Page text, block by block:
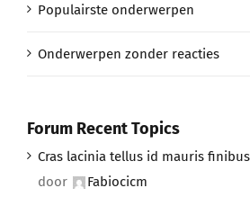
Populairste onderwerpen
Onderwerpen zonder reacties
Forum Recent Topics
Cras lacinia tellus id mauris
door
Fabiocicm